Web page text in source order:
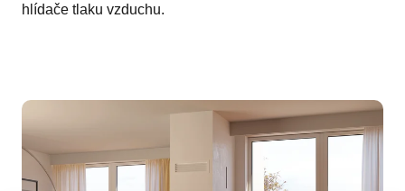
hlídače tlaku vzduchu.